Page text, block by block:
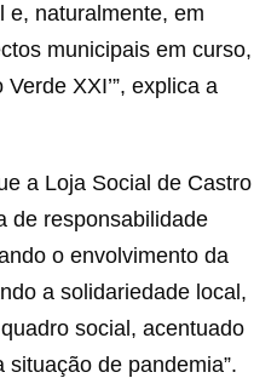
e, naturalmente, em
municipais em curso,
XXI’”, explica a
a Loja Social de Castro
de responsabilidade
o envolvimento da
a solidariedade local,
social, acentuado
de pandemia”.